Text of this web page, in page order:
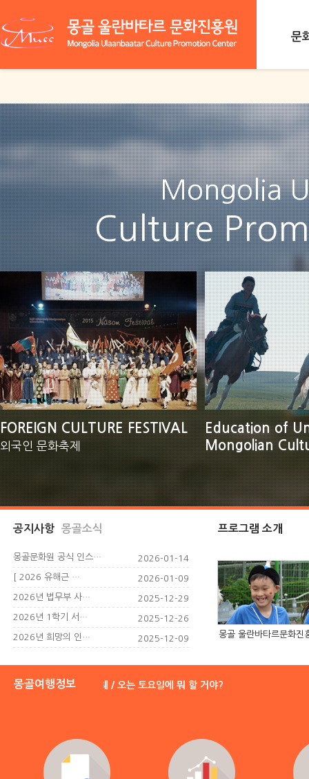
문
함
Mongolia
Culture
FOREIGN CULTURE FESTIVAL
외국인 문화축제
Education of
Mongolian
공지사항 몽골소식
몽골문화원 공식 인스… 2026-01-14
[ 2026 유해근 … 2026-01-09
2026년 법무부 사… 2025-12-29
2026년 1학기 서… 2025-12-26
2026년 희망의 인… 2025-12-09
프로그램 소개
몽골 울란바타르문화진
몽골여행정보
리끄트 요 히-흐 웨 / 오는 토요일에 뭐 할 거야?